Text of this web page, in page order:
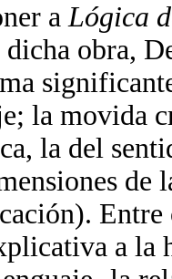
aLógica
obra,
la movida
la del
de
a la